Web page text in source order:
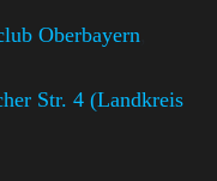
Oberbayern
Str. 4 (Landkreis